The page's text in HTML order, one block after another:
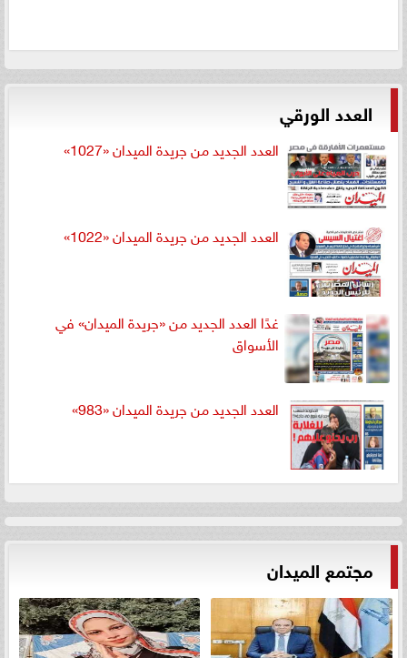
العدد الورقي
العدد الجديد من جريدة الميدان «1027»
العدد الجديد من جريدة الميدان «1022»
غدًا العدد الجديد من «جريدة الميدان» في
الأسواق
العدد الجديد من جريدة الميدان «983»
مجتمع الميدان